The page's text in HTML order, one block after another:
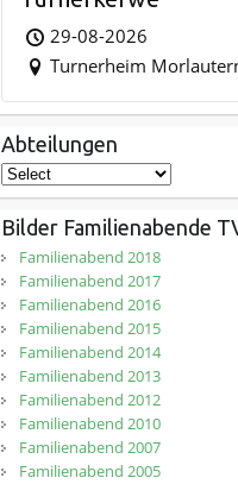
29-08-2026
Turnerheim
Abteilungen
Bilder Familienabende
Familienabend 2018
Familienabend 2017
Familienabend 2016
Familienabend 2015
Familienabend 2014
Familienabend 2013
Familienabend 2012
Familienabend 2010
Familienabend 2007
Familienabend 2005